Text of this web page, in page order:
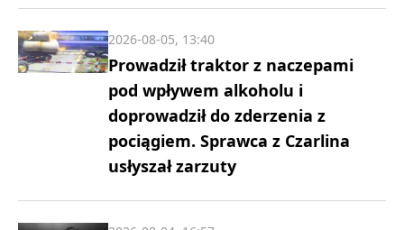
Prowadził traktor z naczepami
pod wpływem alkoholu i
doprowadził do zderzenia z
pociągiem. Sprawca z Czarlina
usłyszał zarzuty
2026-08-05, 13:40